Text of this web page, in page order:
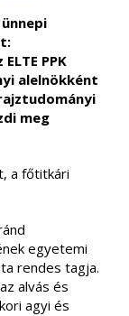
PPK
alelnökként
meg
a főtitkári
egyetemi
rendes tagja.
alvás és
agyi és